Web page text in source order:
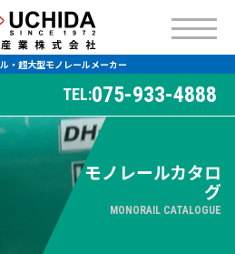
・超大型モノレールメーカー
TEL:075-933-4888
モノレールカタロ
グ
MONORAIL CATALOGUE